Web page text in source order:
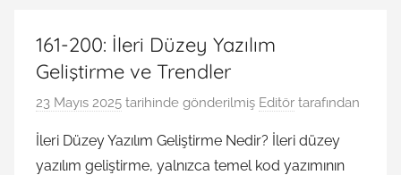
161-200: İleri Düzey Yazılım
Geliştirme ve Trendler
23 Mayıs 2025 tarihinde gönderilmiş Editör tarafından
İleri Düzey Yazılım Geliştirme Nedir? İleri düzey
yazılım geliştirme, yalnızca temel kod yazımının